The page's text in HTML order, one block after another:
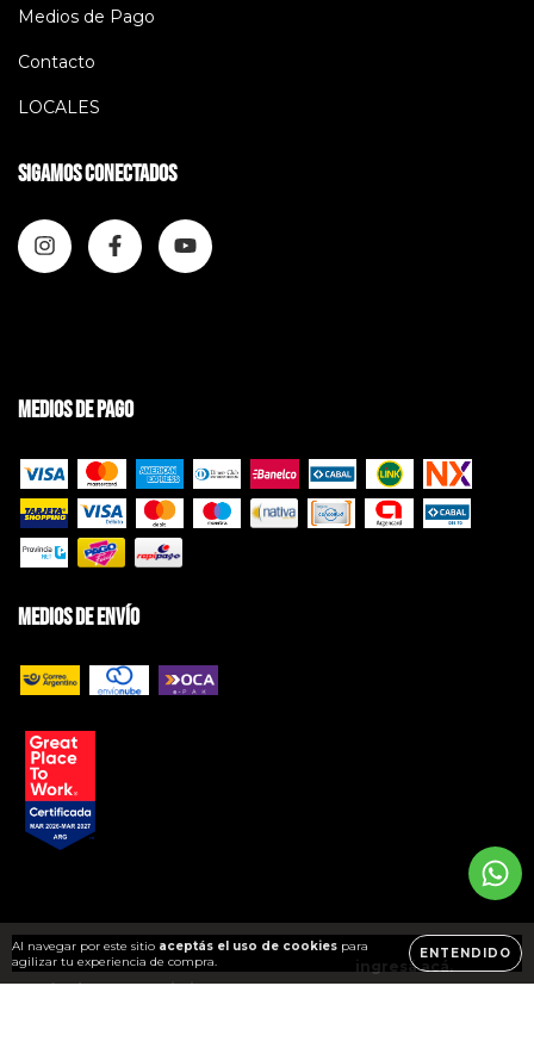
Al navegar por este sitio aceptás el uso de cookies para
agilizar tu experiencia de compra.
ENTENDIDO
Medios de Pago
Contacto
LOCALES
Sigamos conectados
Medios de pago
Medios de envío
Defensa de las y los consumidores. Para reclamos ingresá acá. /
Botón de arrepentimiento